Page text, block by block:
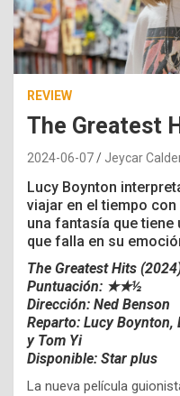
REVIEW
The Greatest
2024-06-07 Jeycar
Lucy Boynton
viajar en el tiempo
una fantasía que tiene
que falla en su
The Greatest Hits
Puntuación: ★★½
Dirección: Ned Benson
Reparto: Lucy Boynton,
y Tom Yi
Disponible: Star plus
La nueva película